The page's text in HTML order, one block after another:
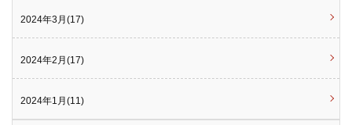
2024年3月(17)
2024年2月(17)
2024年1月(11)